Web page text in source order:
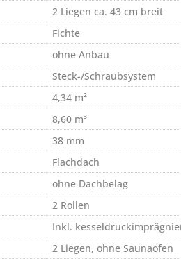
2 Liegen ca. 43 cm breit
Fichte
ohne Anbau
Steck-/Schraubsystem
4,34 m²
8,60 m³
38 mm
Flachdach
ohne Dachbelag
2 Rollen
Inkl.
2 Liegen, ohne Saunaofen